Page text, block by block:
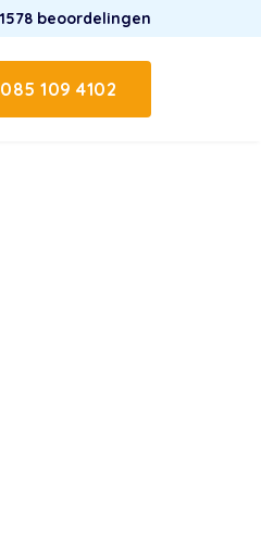
1578 beoordelingen
109 4102